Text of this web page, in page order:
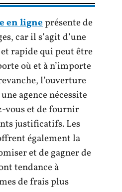
en ligneprésente de
car il s’agit d’une
rapide qui peut être
où et à n’importe
l’ouverture
agence nécessite
vous et de fournir
justificatifs. Les
également la
et de gagner de
tendance à
de frais plus